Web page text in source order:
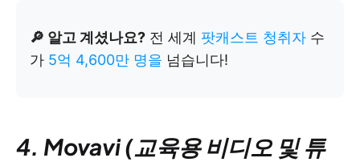
🔎 알고 계셨나요? 전 세계 팟캐스트 청취자 수
가 5억 4,600만 명을 넘습니다!
4. Movavi (교육용 비디오 및 튜